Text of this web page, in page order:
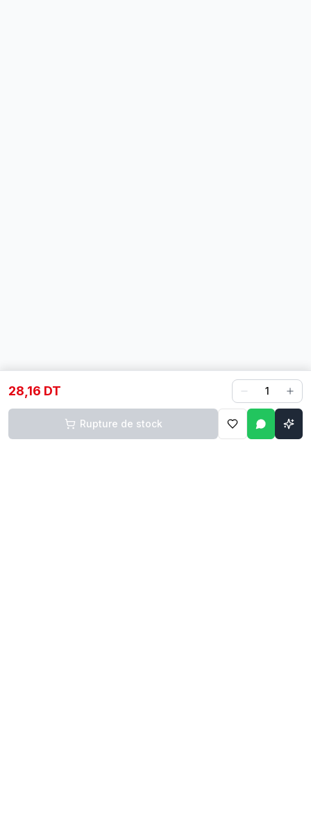
28,16 DT 1
Rupture de stock